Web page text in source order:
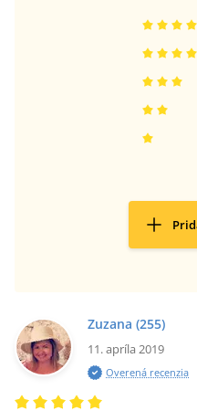
Zuzana (255)
11. apríla 2019
Overená recenzia